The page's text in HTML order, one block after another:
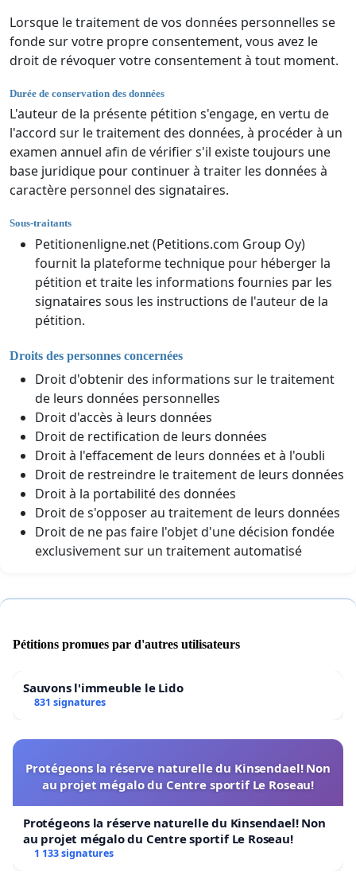
Lorsque le traitement de vos données personnelles se
fonde sur votre propre consentement, vous avez le
droit de révoquer votre consentement à tout moment.
Durée de conservation des données
L'auteur de la présente pétition s'engage, en vertu de
l'accord sur le traitement des données, à procéder à un
examen annuel afin de vérifier s'il existe toujours une
base juridique pour continuer à traiter les données à
caractère personnel des signataires.
Sous-traitants
Petitionenligne.net (Petitions.com Group Oy)
fournit la plateforme technique pour héberger la
pétition et traite les informations fournies par les
signataires sous les instructions de l'auteur de la
pétition.
Droits des personnes concernées
Droit d'obtenir des informations sur le traitement
de leurs données personnelles
Droit d'accès à leurs données
Droit de rectification de leurs données
Droit à l'effacement de leurs données et à l'oubli
Droit de restreindre le traitement de leurs données
Droit à la portabilité des données
Droit de s'opposer au traitement de leurs données
Droit de ne pas faire l'objet d'une décision fondée
exclusivement sur un traitement automatisé
Pétitions promues par d'autres utilisateurs
Sauvons l'immeuble le Lido
831 signatures
Protégeons la réserve naturelle du Kinsendael! Non
au projet mégalo du Centre sportif Le Roseau!
Protégeons la réserve naturelle du Kinsendael! Non
au projet mégalo du Centre sportif Le Roseau!
1 133 signatures